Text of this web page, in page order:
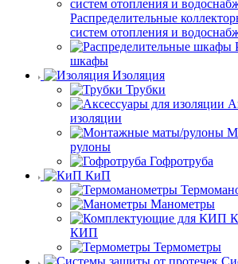
Распределительные
систем отопления и
шкафы
Изоляция
Трубки
изоляции
рулоны
Гофротруба
КиП
Манометры
КИП
Термометры